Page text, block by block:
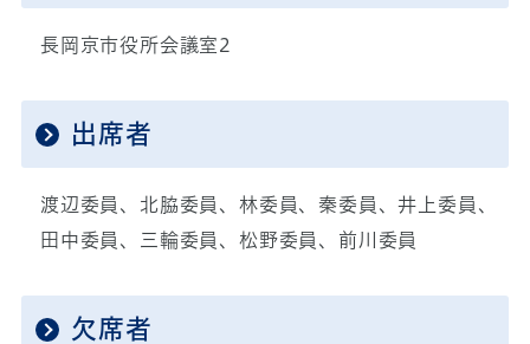
長岡京市役所会議室2
出席者
渡辺委員、北脇委員、林委員、秦委員、井上委員、
田中委員、三輪委員、松野委員、前川委員
欠席者